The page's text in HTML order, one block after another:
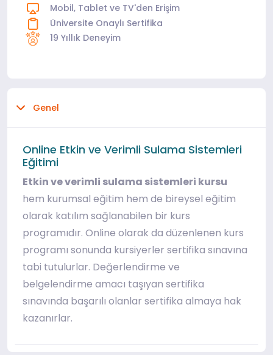
Mobil, Tablet ve TV'den Erişim
Üniversite Onaylı Sertifika
19 Yıllık Deneyim
Genel
Online Etkin ve Verimli Sulama Sistemleri
Eğitimi
Etkin ve verimli sulama sistemleri kursu
hem kurumsal eğitim hem de bireysel eğitim
olarak katılım sağlanabilen bir kurs
programıdır. Online olarak da düzenlenen kurs
programı sonunda kursiyerler sertifika sınavına
tabi tutulurlar. Değerlendirme ve
belgelendirme amacı taşıyan sertifika
sınavında başarılı olanlar sertifika almaya hak
kazanırlar.